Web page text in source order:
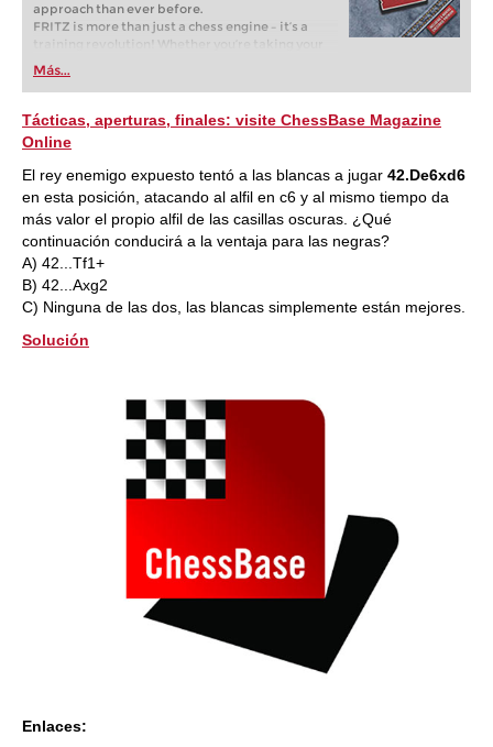
approach than ever before.
FRITZ is more than just a chess engine – it’s a
training revolution! Whether you’re taking your
first steps into the world of club chess, or already
playing at a tournament level: with FRITZ, you can
train more efficiently, intelligently and with a
more personalised approach than ever before.
Más...
Tácticas, aperturas, finales: visite ChessBase Magazine
Online
El rey enemigo expuesto tentó a las blancas a jugar 42.De6xd6
en esta posición, atacando al alfil en c6 y al mismo tiempo da
más valor el propio alfil de las casillas oscuras. ¿Qué
continuación conducirá a la ventaja para las negras?
A) 42...Tf1+
B) 42...Axg2
C) Ninguna de las dos, las blancas simplemente están mejores.
Solución
Enlaces: